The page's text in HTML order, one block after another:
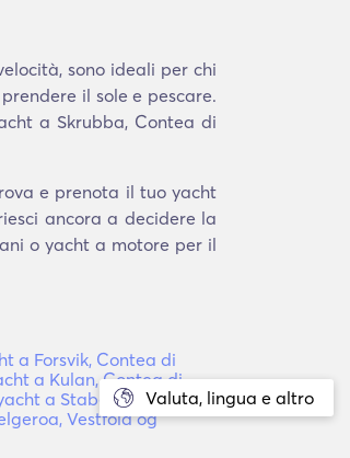
Valuta, lingua e altro
sono ideali per chi
il sole e pescare.
a Skrubba, Contea di
e prenota il tuo yacht
ancora a decidere la
o yacht a motore per il
a Forsvik, Contea di
a Kulan, Contea di
a Stabekk, Viken|
Vestfold og